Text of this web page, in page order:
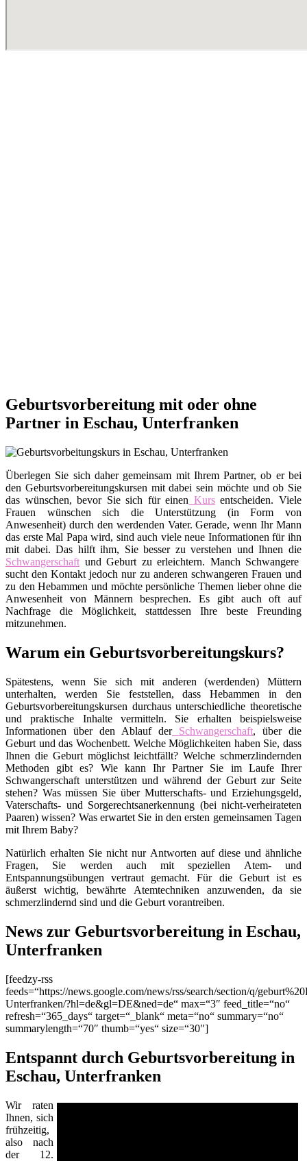
Geburtsvorbereitung mit oder ohne
Partner in Eschau, Unterfranken
Überlegen Sie sich daher gemeinsam mit Ihrem Partner, ob er bei
den Geburtsvorbereitungskursen mit dabei sein möchte und ob Sie
das wünschen, bevor Sie sich für einen Kursentscheiden. Viele
Frauen wünschen sich die Unterstützung (in Form von
Anwesenheit) durch den werdenden Vater. Gerade, wenn Ihr Mann
das erste Mal Papa wird, sind auch viele neue Informationen für ihn
mit dabei. Das hilft ihm, Sie besser zu verstehen und Ihnen die
Schwangerschaft und Geburt zu erleichtern. Manch Schwangere
sucht den Kontakt jedoch nur zu anderen schwangeren Frauen und
zu den Hebammen und möchte persönliche Themen lieber ohne die
Anwesenheit von Männern besprechen. Es gibt auch oft auf
Nachfrage die Möglichkeit, stattdessen Ihre beste Freunding
mitzunehmen.
Warum ein Geburtsvorbereitungskurs?
Spätestens, wenn Sie sich mit anderen (werdenden) Müttern
unterhalten, werden Sie feststellen, dass Hebammen in den
Geburtsvorbereitungskursen durchaus unterschiedliche theoretische
und praktische Inhalte vermitteln. Sie erhalten beispielsweise
Informationen über den Ablauf derSchwangerschaft, über die
Geburt und das Wochenbett. Welche Möglichkeiten haben Sie, dass
Ihnen die Geburt möglichst leichtfällt? Welche schmerzlindernden
Methoden gibt es? Wie kann Ihr Partner Sie im Laufe Ihrer
Schwangerschaft unterstützen und während der Geburt zur Seite
stehen? Was müssen Sie über Mutterschafts- und Erziehungsgeld,
Vaterschafts- und Sorgerechtsanerkennung (bei nicht-verheirateten
Paaren) wissen? Was erwartet Sie in den ersten gemeinsamen Tagen
mit Ihrem Baby?
Natürlich erhalten Sie nicht nur Antworten auf diese und ähnliche
Fragen, Sie werden auch mit speziellen Atem- und
Entspannungsübungen vertraut gemacht. Für die Geburt ist es
äußerst wichtig, bewährte Atemtechniken anzuwenden, da sie
schmerzlindernd sind und die Geburt vorantreiben.
News zur Geburtsvorbereitung in Eschau,
Unterfranken
[feedzy-rss
feeds=“https://news.google.com/news/rss/search/section/q/
Unterfranken/?hl=de&gl=DE&ned=de“ max=“3″ feed_title=“no“
refresh=“365_days“ target=“_blank“ meta=“no“ summary=“no“
summarylength=“70″ thumb=“yes“ size=“30″]
Entspannt durch Geburtsvorbereitung in
Eschau, Unterfranken
Wir raten
Ihnen, sich
frühzeitig,
also nach
der 12.